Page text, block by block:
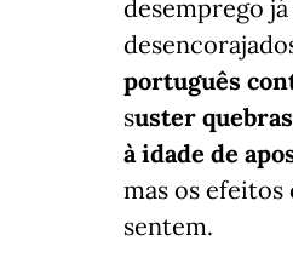
desemprego
português
suster
à idade de
mas os
sentem.